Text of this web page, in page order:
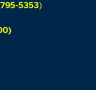
5353)